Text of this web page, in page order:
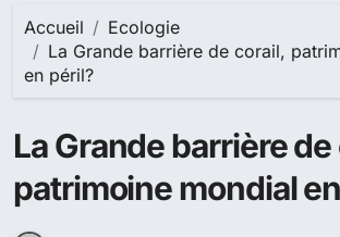
Accueil
Ecologie
La Grande barrière de corail,
en péril?
La Grande barrière
patrimoine mondial